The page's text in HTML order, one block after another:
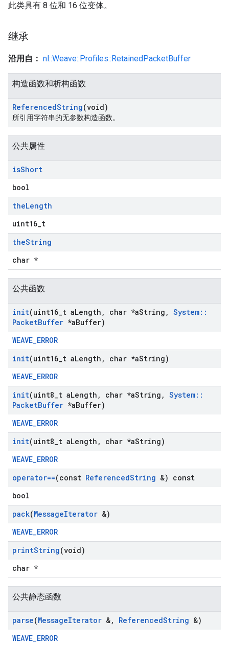
此类具有 8 位和 16 位变体。
继承
沿用自： nl::Weave::Profiles::RetainedPacketBuffer
构造函数和析构函数
ReferencedString(void)
所引用字符串的无参数构造函数。
公共属性
isShort
bool
theLength
uint16_t
theString
char *
公共函数
init(uint16 t aLength , char *aString , System::
PacketBuffer *aBuffer)
WEAVE_ERROR
init(uint16 t aLength , char *aString)
WEAVE_ERROR
init(uint8 t aLength , char *aString , System::
PacketBuffer *aBuffer)
WEAVE_ERROR
init(uint8 t aLength , char *aString)
WEAVE_ERROR
operator==(const ReferencedString &) const
bool
pack(MessageIterator &)
WEAVE_ERROR
printString(void)
char *
公共静态函数
parse(MessageIterator &, ReferencedString &)
WEAVE_ERROR